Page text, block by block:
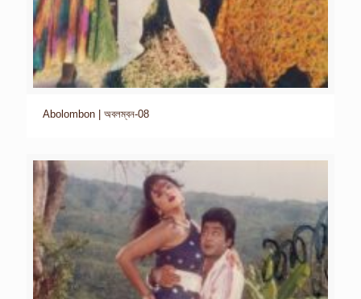
Abolombon | অবলম্বন-08